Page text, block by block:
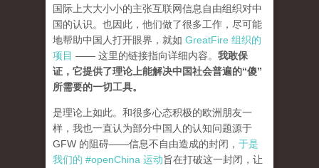
国际上大大小小的主张互联网信息自由组织对中
国的认识。也因此，他们做了很多工作，尽可能
地帮助中国人打开眼界，就如 GreatFire 组织的
项目 —— 这里的链接指向详细内容。 我敢保
证，它提供了理论上能解决中国社会普遍的“傻”
所需要的一切工具。
是理论上如此。和很多心态积极的欧洲朋友一
样，我也一直认为部分中国人的认知问题源于
GFW 的阻碍——信息不自由造成的封闭， 于是
我们的 #openChina 运动旨在打破这一封闭，让